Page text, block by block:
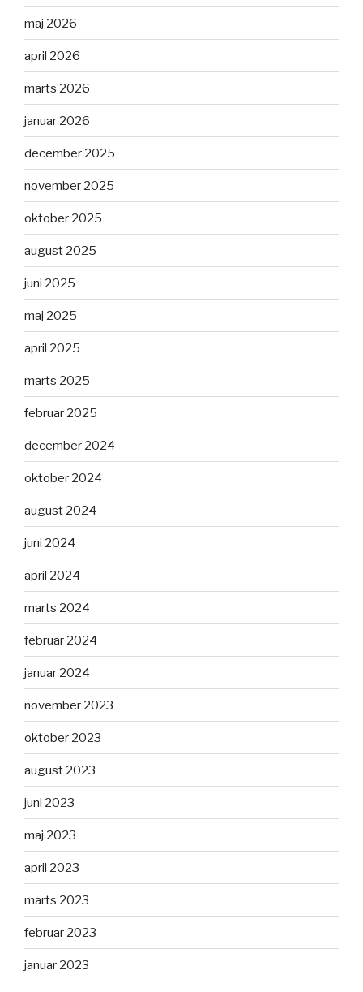
maj 2026
april 2026
marts 2026
januar 2026
december 2025
november 2025
oktober 2025
august 2025
juni 2025
maj 2025
april 2025
marts 2025
februar 2025
december 2024
oktober 2024
august 2024
juni 2024
april 2024
marts 2024
februar 2024
januar 2024
november 2023
oktober 2023
august 2023
juni 2023
maj 2023
april 2023
marts 2023
februar 2023
januar 2023